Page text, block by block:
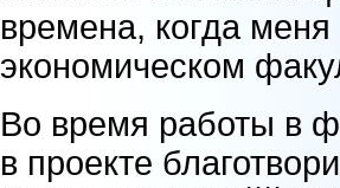
времена, когда
экономическом
Во время работы в
в проекте